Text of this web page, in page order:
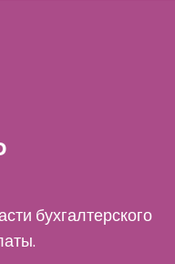
бухгалтерского